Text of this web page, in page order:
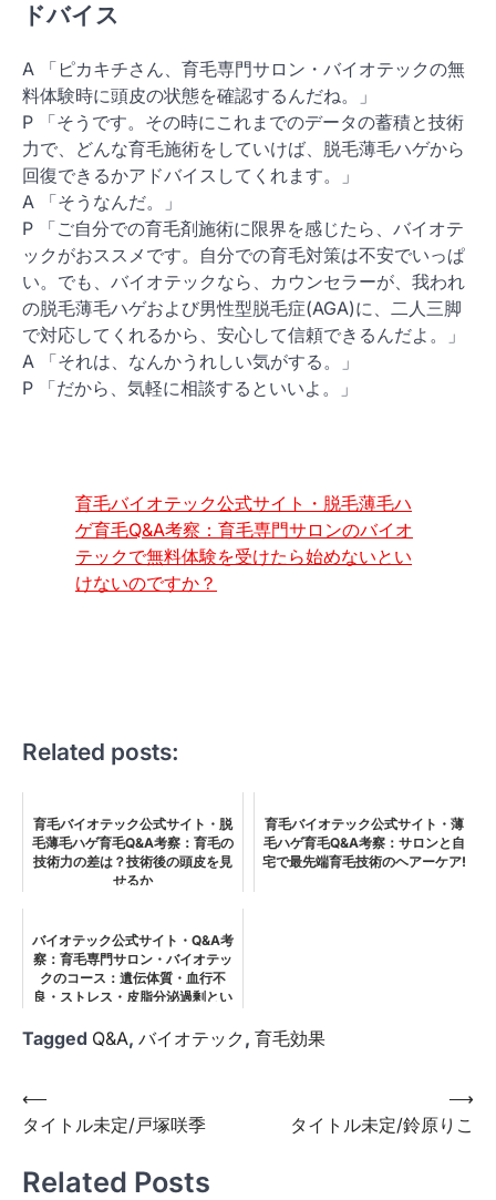
ドバイス
A 「ピカキチさん、育毛専門サロン・バイオテックの無
料体験時に頭皮の状態を確認するんだね。」
P 「そうです。その時にこれまでのデータの蓄積と技術
力で、どんな育毛施術をしていけば、脱毛薄毛ハゲから
回復できるかアドバイスしてくれます。」
A 「そうなんだ。」
P 「ご自分での育毛剤施術に限界を感じたら、バイオテ
ックがおススメです。自分での育毛対策は不安でいっぱ
い。でも、バイオテックなら、カウンセラーが、我われ
の脱毛薄毛ハゲおよび男性型脱毛症(AGA)に、二人三脚
で対応してくれるから、安心して信頼できるんだよ。」
A 「それは、なんかうれしい気がする。」
P 「だから、気軽に相談するといいよ。」
育毛バイオテック公式サイト・脱毛薄毛ハ
ゲ育毛Q&A考察：育毛専門サロンのバイオ
テックで無料体験を受けたら始めないとい
けないのですか？
Related posts:
育毛バイオテック公式サイト・脱
毛薄毛ハゲ育毛Q&A考察：育毛の
技術力の差は？技術後の頭皮を見
せるか
育毛バイオテック公式サイト・薄
毛ハゲ育毛Q&A考察：サロンと自
宅で最先端育毛技術のヘアーケア!
バイオテック公式サイト・Q&A考
察：育毛専門サロン・バイオテッ
クのコース：遺伝体質・血行不
良・ストレス・皮脂分泌過剰とい
Tagged Q&A, バイオテック , 育毛効果
投
稿
ナ
⟵
タイトル未定/戸塚咲季
タイトル未定/鈴原りこ
⟶
Related Posts